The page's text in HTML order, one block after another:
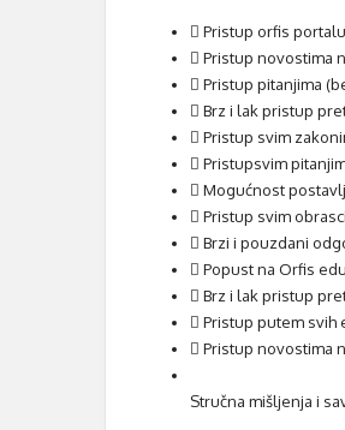
Pristup orfis portalu
Pristup novostima
Pristup pitanjima
Brz i lak pristup
Pristup svim
Pristupsvim
Mogućnost
Pristup svim
Brzi i pouzdani
Popust na Orfis
Brz i lak pristup
Pristup putem svih
Pristup novostima
Stručna mišljenja i